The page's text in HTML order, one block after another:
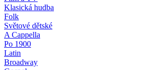
Klasická hudba
Folk
Světové dětské
A Cappella
Po 1900
Latin
Broadway